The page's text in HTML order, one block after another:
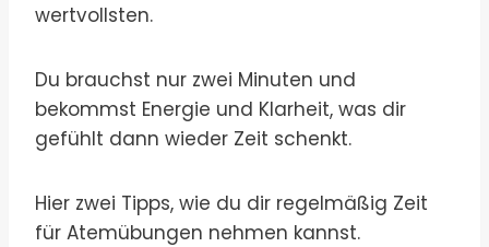
wertvollsten.
Du brauchst nur zwei Minuten und
bekommst Energie und Klarheit, was dir
gefühlt dann wieder Zeit schenkt.
Hier zwei Tipps, wie du dir regelmäßig Zeit
für Atemübungen nehmen kannst.